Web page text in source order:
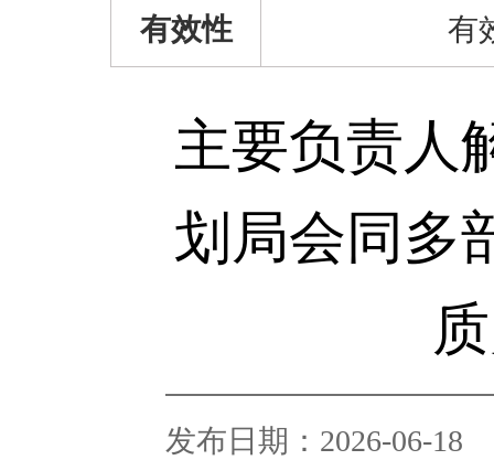
有效性 有
主要负责人
划局会同多
发布日期：2026-06-18